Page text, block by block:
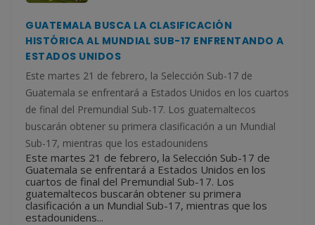
GUATEMALA BUSCA LA CLASIFICACIÓN
HISTÓRICA AL MUNDIAL SUB-17 ENFRENTANDO A
ESTADOS UNIDOS
Este martes 21 de febrero, la Selección Sub-17 de
Guatemala se enfrentará a Estados Unidos en los cuartos
de final del Premundial Sub-17. Los guatemaltecos
buscarán obtener su primera clasificación a un Mundial
Sub-17, mientras que los estadounidens
Este martes 21 de febrero, la Selección Sub-17 de
Guatemala se enfrentará a Estados Unidos en los
cuartos de final del Premundial Sub-17. Los
guatemaltecos buscarán obtener su primera
clasificación a un Mundial Sub-17, mientras que los
estadounidens...